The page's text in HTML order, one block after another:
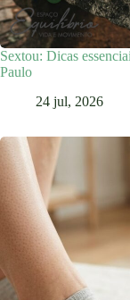
Sextou: Dicas
Paulo
24 jul, 2026